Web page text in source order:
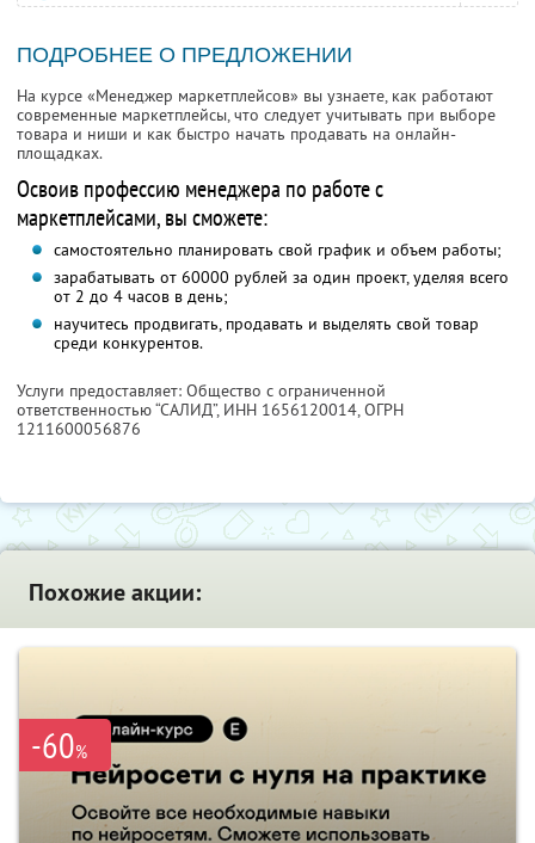
ПОДРОБНЕЕ О ПРЕДЛОЖЕНИИ
На курсе «Менеджер маркетплейсов» вы узнаете, как работают
современные маркетплейсы, что следует учитывать при выборе
товара и ниши и как быстро начать продавать на онлайн-
площадках.
Освоив профессию менеджера по работе с
маркетплейсами, вы сможете:
самостоятельно планировать свой график и объем работы;
зарабатывать от 60000 рублей за один проект, уделяя всего
от 2 до 4 часов в день;
научитесь продвигать, продавать и выделять свой товар
среди конкурентов.
Услуги предоставляет: Общество с ограниченной
ответственностью “САЛИД”, ИНН 1656120014, ОГРН
1211600056876
Похожие акции:
-60%